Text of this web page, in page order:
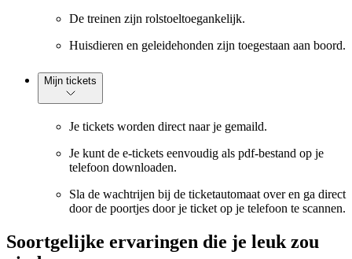
De treinen zijn rolstoeltoegankelijk.
Huisdieren en geleidehonden zijn toegestaan aan boord.
Mijn tickets
Je tickets worden direct naar je gemaild.
Je kunt de e-tickets eenvoudig als pdf-bestand op je
telefoon downloaden.
Sla de wachtrijen bij de ticketautomaat over en ga direct
door de poortjes door je ticket op je telefoon te scannen.
Soortgelijke ervaringen die je leuk zou